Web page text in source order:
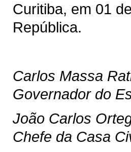
Curitiba, em 01
República.
Carlos Massa
Governador do
João Carlos
Chefe da Casa